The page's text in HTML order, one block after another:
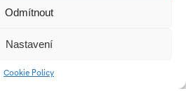
Odmítnout
Nastavení
Cookie Policy